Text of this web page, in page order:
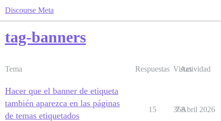
Discourse Meta
tag-banners
Tema Respuestas Vistas
Actividad
Hacer que el banner de etiqueta
también aparezca en las páginas
de temas etiquetados
15 368
7 Abril 2026